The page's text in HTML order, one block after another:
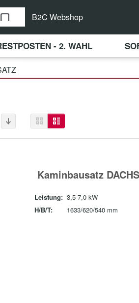
B2C Webshop
- 2. WAHL
Kaminbausatz
Leistung: 3,5-7,0 kW
H/B/T:
1633/620/540 mm